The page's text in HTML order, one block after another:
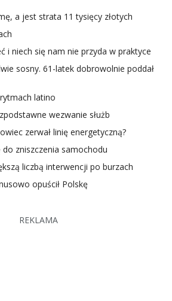
a jest strata 11 tysięcy złotych
i niech się nam nie przyda w praktyce
sosny. 61-latek dobrowolnie poddał
latino
wezwanie służb
zerwał linię energetyczną?
do zniszczenia samochodu
liczbą interwencji po burzach
opuścił Polskę
REKLAMA